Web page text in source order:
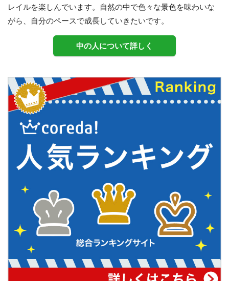
レイルを楽しんでいます。自然の中で色々な景色を味わいな
がら、自分のペースで成長していきたいです。
中の人について詳しく